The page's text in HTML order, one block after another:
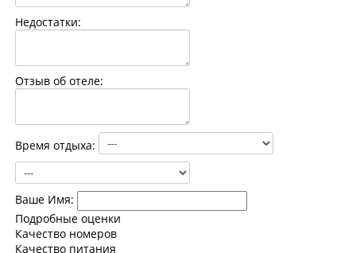
Недостатки:
Отзыв об отеле:
Время отдыха:
Ваше Имя:
Подробные оценки
Качество номеров
Качество питания